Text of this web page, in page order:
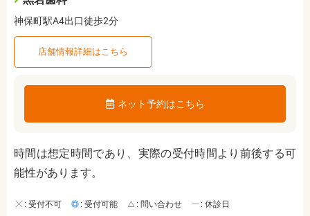
神保町駅A4出口徒歩2分
店舗情報詳細はこちら
ネット予約はこちら
時間は想定時間であり、実際の受付時間より前後する可
能性があります。
: 受付不可 : 受付可能 : 問い合わせ : 休診日